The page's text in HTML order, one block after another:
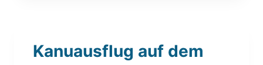
8
H
Kanuausflug auf dem